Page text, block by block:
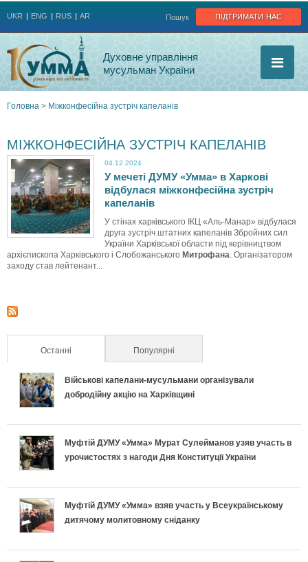
підтримати нас
Пошук
UKR ENG RUS AR
Духовне управління
мусульман України
є
тут
Головна > Міжконфесійна зустріч капеланів
МІЖКОНФЕСІЙНА ЗУСТРІЧ КАПЕЛАНІВ
04.12.2024
У мечеті ДУМУ «Умма» в Харкові
відбулася міжконфесійна зустріч
капеланів
У стінах харківського ІКЦ «Аль-Манар» відбулася
друга зустріч штатних капеланів Збройних сил
України Харківської области під керівництвом
архієпископа Харківського і Слобожанського Митрофана . Організатором
заходу став лейтенант...
Останні (активна вкладка)Популярні
Військові капелани-мусульмани організували
добродійну акцію на Харківщині
Муфтій ДУМУ «Умма» Мурат Сулейманов узяв участь в
урочистостях з нагоди Дня Конституції України
Муфтій ДУМУ «Умма» взяв участь у Всеукраїнському
дитячому молитовному сніданку